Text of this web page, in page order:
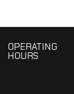
OPERATING
HOURS